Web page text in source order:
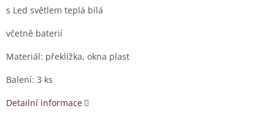
s Led světlem teplá bílá
včetně baterií
Materiál: překližka, okna plast
Balení: 3 ks
Detailní informace